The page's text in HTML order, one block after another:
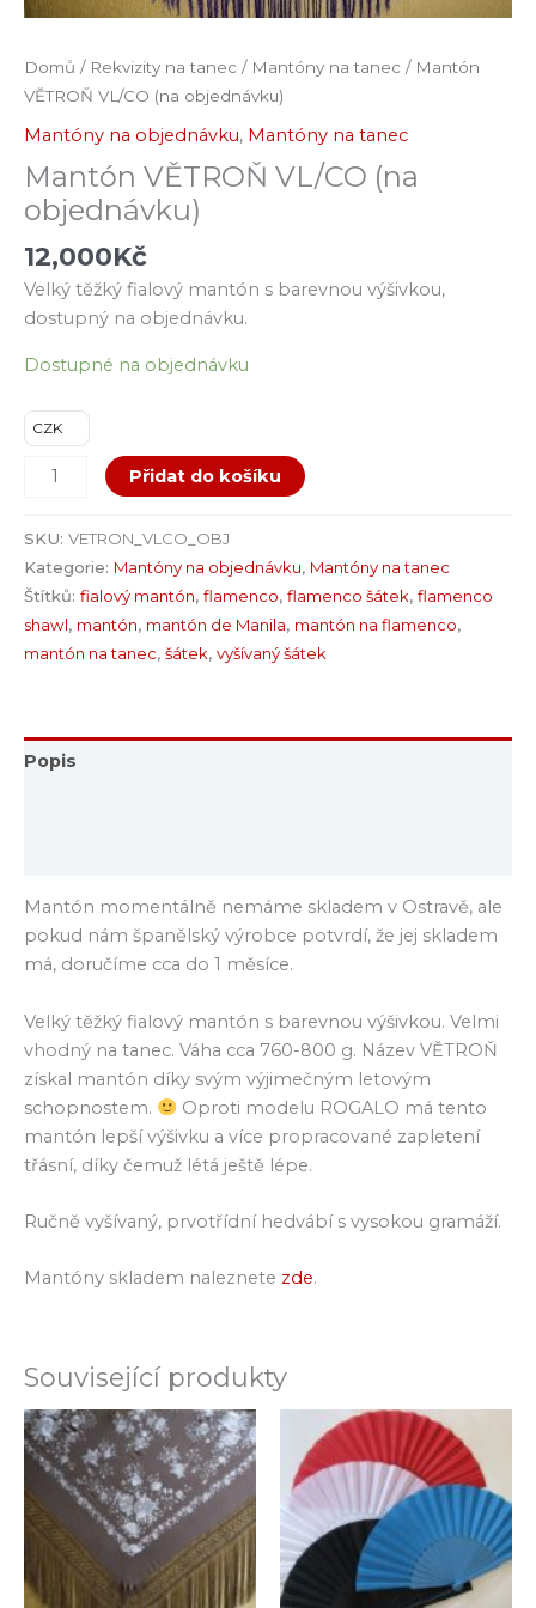
Domů / Rekvizity na tanec / Mantóny na tanec / Mantón
VĚTROŇ VL/CO (na objednávku)
Mantóny na objednávku, Mantóny na tanec
Mantón VĚTROŇ VL/CO (na
objednávku)
12,000Kč
Velký těžký fialový mantón s barevnou výšivkou,
dostupný na objednávku.
Dostupné na objednávku
CZK
Přidat do košíku
SKU: VETRON_VLCO_OBJ
Kategorie: Mantóny na objednávku, Mantóny na tanec
Štítků: fialový mantón, flamenco, flamenco šátek, flamenco
shawl, mantón, mantón de Manila, mantón na flamenco,
mantón na tanec, šátek, vyšívaný šátek
Popis
Mantón momentálně nemáme skladem v Ostravě, ale
pokud nám španělský výrobce potvrdí, že jej skladem
má, doručíme cca do 1 měsíce.
Velký těžký fialový mantón s barevnou výšivkou. Velmi
vhodný na tanec. Váha cca 760-800 g. Název VĚTROŇ
získal mantón díky svým výjimečným letovým
schopnostem.
Oproti modelu ROGALO má tento
mantón lepší výšivku a více propracované zapletení
třásní, díky čemuž létá ještě lépe.
Ručně vyšívaný, prvotřídní hedvábí s vysokou gramáží.
Mantóny skladem naleznete zde.
Související produkty